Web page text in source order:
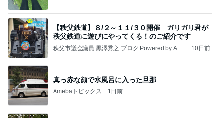
【秩父鉄道】８/２～１１/３０開催 ガリガリ君が
秩父鉄道に遊びにやってくる！のご紹介です
秩父市議会議員 黒澤秀之 ブログ Powered by Ame
10日前
真っ赤な顔で水風呂に入った旦那
Amebaトピックス 1日前